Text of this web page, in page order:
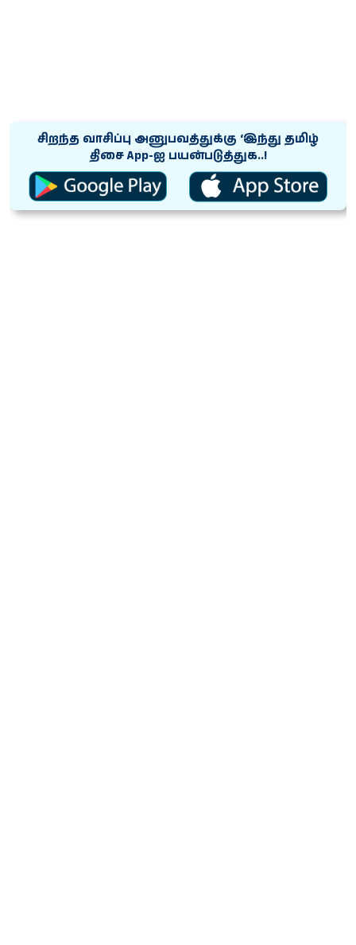
சிறந்த வாசிப்பு அனுபவத்துக்கு ‘இந்து தமிழ்
திசை App-ஐ பயன்படுத்துக..!